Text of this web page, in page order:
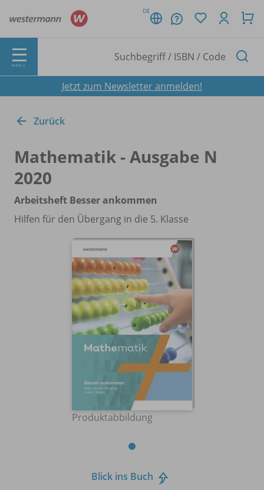
DE
MENÜ
Jetzt zum Newsletter anmelden!
Zurück
Mathematik - Ausgabe N
2020
Arbeitsheft Besser ankommen
Hilfen für den Übergang in die 5. Klasse
Produktabbildung
Blick ins Buch